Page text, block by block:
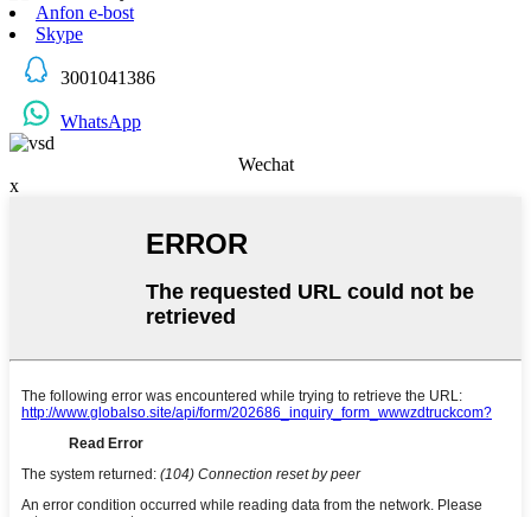
Anfon e-bost
Skype
3001041386
WhatsApp
Wechat
x